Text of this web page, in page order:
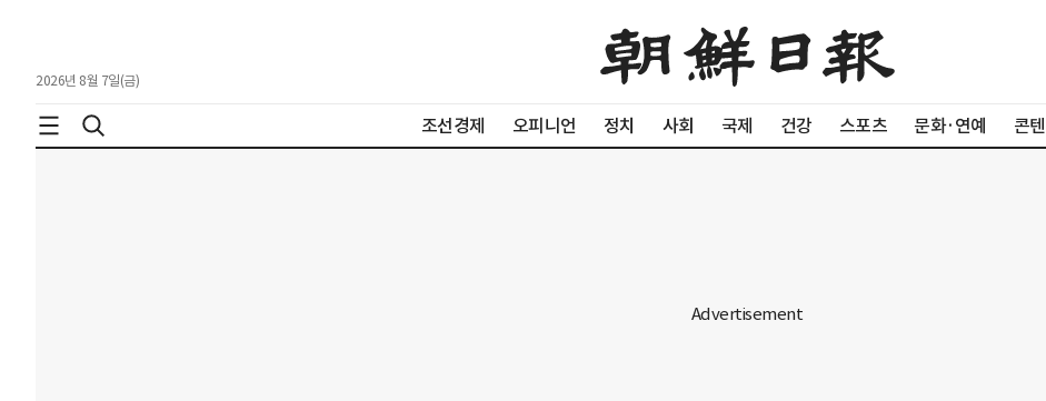
2026년 8월 7일(금)
조선경제 오피니언 정치 사회 국제 건강 스포츠 문화·연예 콘